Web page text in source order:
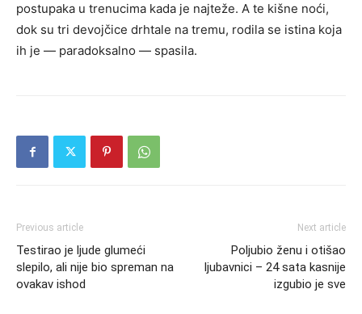
postupaka u trenucima kada je najteže. A te kišne noći,
dok su tri devojčice drhtale na tremu, rodila se istina koja
ih je — paradoksalno — spasila.
Previous article
Testirao je ljude glumeći
slepilo, ali nije bio spreman na
ovakav ishod
Next article
Poljubio ženu i otišao
ljubavnici – 24 sata kasnije
izgubio je sve